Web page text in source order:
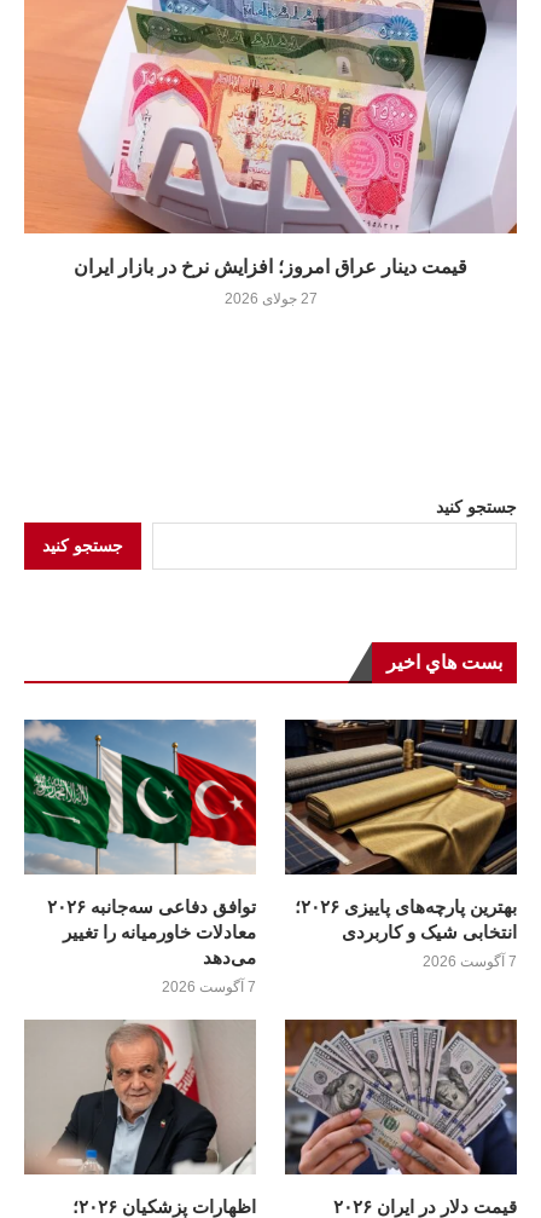
قیمت دینار عراق امروز؛ افزایش نرخ در بازار ایران
27 جولای 2026
جستجو کنید
جستجو کنید
بست هاي اخير
بهترین پارچه‌های پاییزی ۲۰۲۶؛
انتخابی شیک و کاربردی
7 آگوست 2026
توافق دفاعی سه‌جانبه ۲۰۲۶
معادلات خاورمیانه را تغییر
می‌دهد
7 آگوست 2026
قیمت دلار در ایران ۲۰۲۶
اظهارات پزشکیان ۲۰۲۶؛